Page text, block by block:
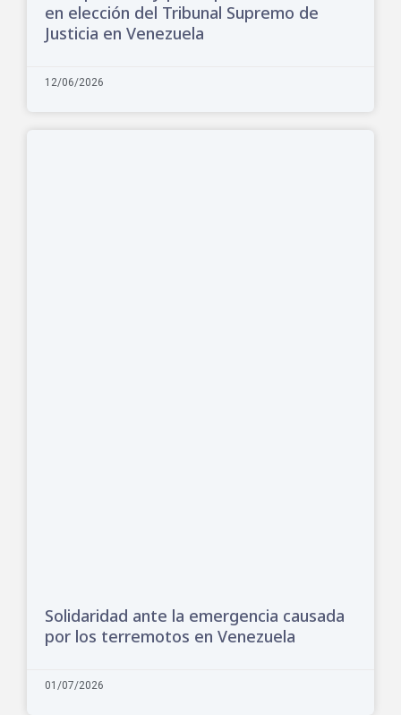
en elección del Tribunal Supremo de
Justicia en Venezuela
12/06/2026
Solidaridad ante la emergencia causada
por los terremotos en Venezuela
01/07/2026